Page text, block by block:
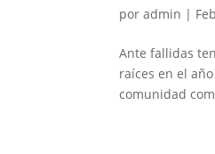
poradmin |
Ante fallidas
raíces en el
comunidad